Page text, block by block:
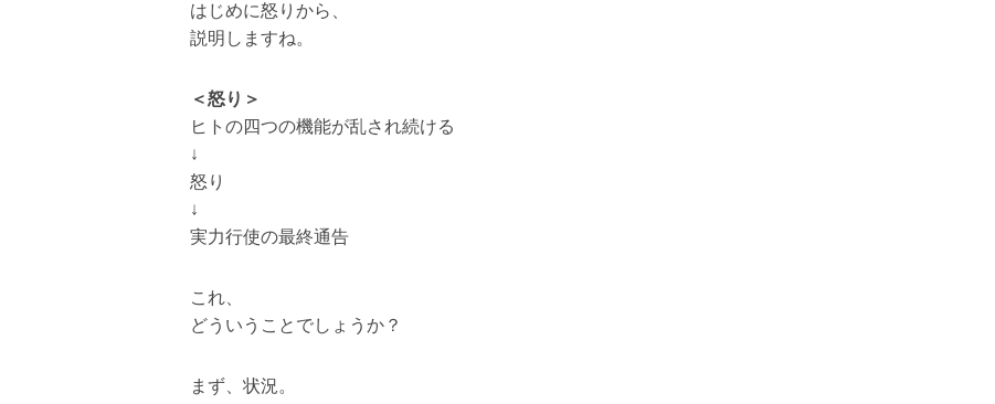
はじめに怒りから、
説明しますね。
＜怒り＞
ヒトの四つの機能が乱され続ける
↓
怒り
↓
実力行使の最終通告
これ、
どういうことでしょうか？
まず、状況。